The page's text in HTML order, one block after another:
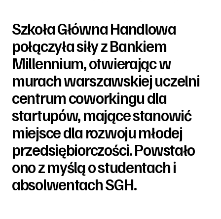
Szkoła Główna Handlowa
połączyła siły z Bankiem
Millennium, otwierając w
murach warszawskiej uczelni
centrum coworkingu dla
startupów, mające stanowić
miejsce dla rozwoju młodej
przedsiębiorczości. Powstało
ono z myślą o studentach i
absolwentach SGH.